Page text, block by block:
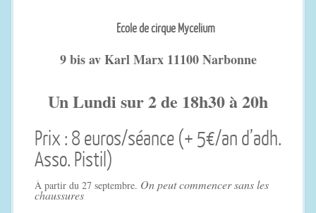
Ecole de cirque Mycelium
9 bis av Karl Marx 11100 Narbonne
Un Lundi sur 2 de 18h30 à 20h
Prix : 8 euros/séance (+ 5€/an d’adh.
Asso. Pistil)
À partir du 27 septembre. On peut commencer sans les
chaussures